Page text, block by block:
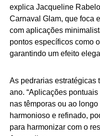
explica Jacqueline
Carnaval Glam, que foca
com aplicações
pontos específicos como
garantindo um efeito
As pedrarias estratégicas
ano. “Aplicações
nas têmporas ou ao
harmonioso e refinado,
para harmonizar com o